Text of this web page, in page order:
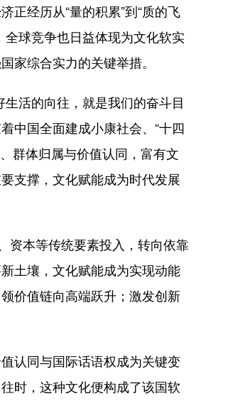
经历从“量的积累”到“质的飞
球竞争也日益体现为文化软实
家综合实力的关键举措。
活的向往，就是我们的奋斗目
中国全面建成小康社会、“十四
群体归属与价值认同，富有文
支撑，文化赋能成为时代发展
资本等传统要素投入，转向依靠
土壤，文化赋能成为实现动能
价值链向高端跃升；激发创新
认同与国际话语权成为关键变
时，这种文化便构成了该国软